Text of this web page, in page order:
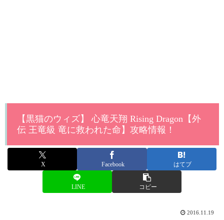
【黒猫のウィズ】 心竜天翔 Rising Dragon【外
伝 王竜級 竜に救われた命】攻略情報！
X Facebook はてブ
LINE コピー
2016.11.19